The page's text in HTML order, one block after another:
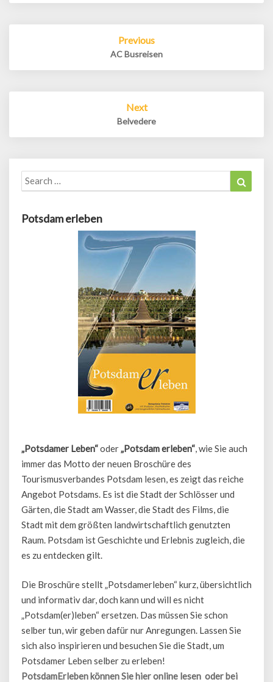
Previous
AC Busreisen
Next
Belvedere
Search
for:
Potsdam erleben
„Potsdamer Leben“oder„Potsdam erleben“, wie Sie auch
immer das Motto der neuen Broschüre des
Tourismusverbandes Potsdam lesen, es zeigt das reiche
Angebot Potsdams. Es ist die Stadt der Schlösser und
Gärten, die Stadt am Wasser, die Stadt des Films, die
Stadt mit dem größten landwirtschaftlich genutzten
Raum. Potsdam ist Geschichte und Erlebnis zugleich, die
es zu entdecken gilt.
Die Broschüre stellt „Potsdamerleben“ kurz, übersichtlich
und informativ dar, doch kann und will es nicht
„Potsdam(er)leben“ ersetzen. Das müssen Sie schon
selber tun, wir geben dafür nur Anregungen. Lassen Sie
sich also inspirieren und besuchen Sie die Stadt, um
Potsdamer Leben selber zu erleben!
PotsdamErleben können Sie hier online lesen oder bei